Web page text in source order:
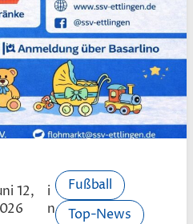
12,
i
n
Fußball
Top-News